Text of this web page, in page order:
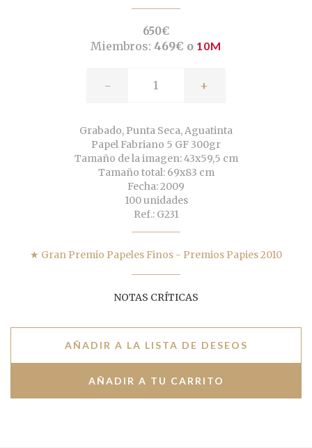
650€
Miembros: 469€ o 10M
- +
Grabado, Punta Seca, Aguatinta
Papel Fabriano 5 GF 300gr
Tamaño de la imagen: 43x59,5 cm
Tamaño total: 69x83 cm
Fecha: 2009
100 unidades
Ref.: G231
★ Gran Premio Papeles Finos - Premios Papies 2010
NOTAS CRÍTICAS
AÑADIR A LA LISTA DE DESEOS